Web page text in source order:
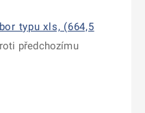
typu xls, (664,5
předchozímu